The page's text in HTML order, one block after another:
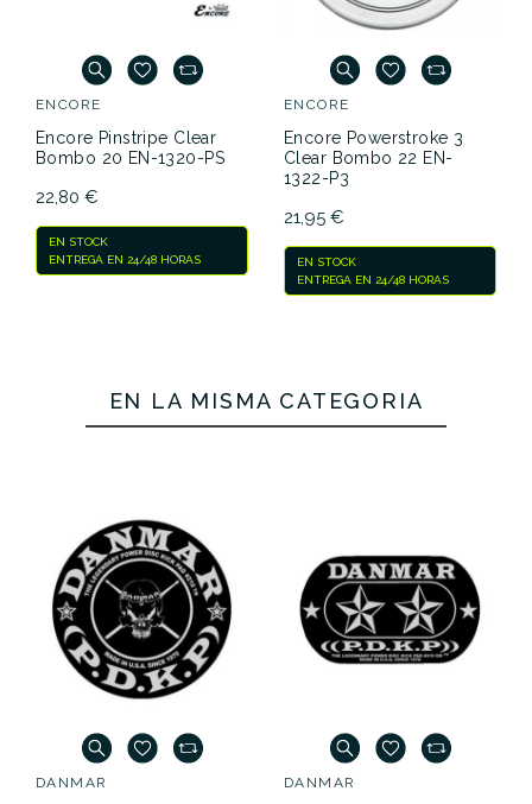
ENCORE
Encore Pinstripe Clear
Bombo 20 EN-1320-PS
22,80 €
EN STOCK
ENTREGA EN 24/48 HORAS
ENCORE
Encore Powerstroke 3
Clear Bombo 22 EN-
1322-P3
21,95 €
EN STOCK
ENTREGA EN 24/48 HORAS
EN LA MISMA CATEGORÍA
DANMAR DANMAR